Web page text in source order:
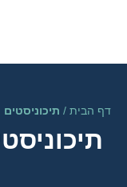
דף הבית / תיכוניסטים